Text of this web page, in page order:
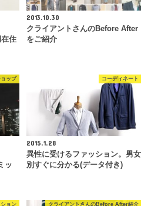
在住
2013.10.30
クライアントさんのBefore After
をご紹介
ップ
ッ
コーディネート
2015.1.28
異性に受けるファッション。男女
別すぐに分かる(データ付き)
ション クライアントさんのBefore After紹介